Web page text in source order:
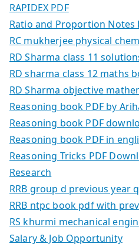
RAPIDEX PDF
Ratio and Proportion Notes
RC mukherjee physical
RD Sharma class 11
RD sharma class 12 maths
RD Sharma objective
Reasoning book PDF by
Reasoning book PDF
Reasoning book PDF in
Reasoning Tricks PDF
Research
RRB group d previous year
RRB ntpc book pdf with
RS khurmi mechanical
Salary & Job Opportunity